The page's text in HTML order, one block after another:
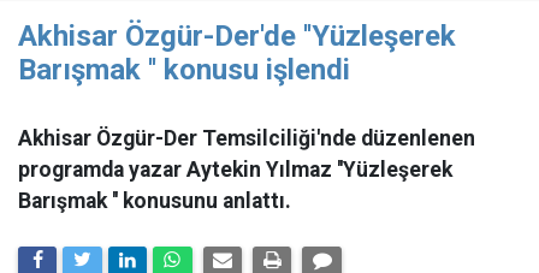
Akhisar Özgür-Der'de ''Yüzleşerek
Barışmak '' konusu işlendi
Akhisar Özgür-Der Temsilciliği'nde düzenlenen
programda yazar Aytekin Yılmaz ''Yüzleşerek
Barışmak '' konusunu anlattı.